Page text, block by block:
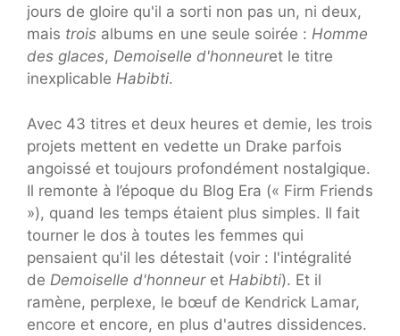
jours de gloire qu'il a sorti non pas un, ni deux,
mais trois albums en une seule soirée : Homme
des glaces, Demoiselle d'honneuret le titre
inexplicable Habibti.
Avec 43 titres et deux heures et demie, les trois
projets mettent en vedette un Drake parfois
angoissé et toujours profondément nostalgique.
Il remonte à l’époque du Blog Era (« Firm Friends
»), quand les temps étaient plus simples. Il fait
tourner le dos à toutes les femmes qui
pensaient qu'il les détestait (voir : l'intégralité
de Demoiselle d'honneur et Habibti). Et il
ramène, perplexe, le bœuf de Kendrick Lamar,
encore et encore, en plus d'autres dissidences.